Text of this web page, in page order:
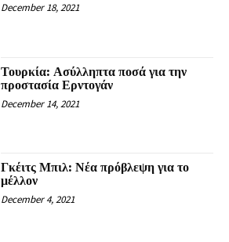
December 18, 2021
Τουρκία: Ασύλληπτα ποσά για την
προστασία Ερντογάν
December 14, 2021
Γκέιτς Μπιλ: Νέα πρόβλεψη για το
μέλλον
December 4, 2021